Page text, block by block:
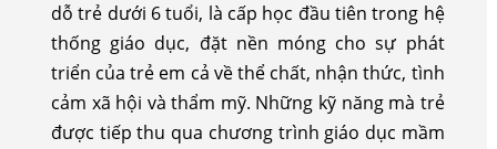
dỗ trẻ dưới 6 tuổi, là cấp học đầu tiên trong hệ
thống giáo dục, đặt nền móng cho sự phát
triển của trẻ em cả về thể chất, nhận thức, tình
cảm xã hội và thẩm mỹ. Những kỹ năng mà trẻ
được tiếp thu qua chương trình giáo dục mầm